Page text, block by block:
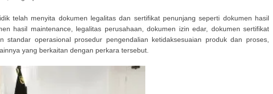
telah menyita dokumen legalitas dan sertifikat penunjang seperti dokumen hasil
hasil maintenance, legalitas perusahaan, dokumen izin edar, dokumen sertifikat
standar operasional prosedur pengendalian ketidaksesuaian produk dan proses,
yang berkaitan dengan perkara tersebut.